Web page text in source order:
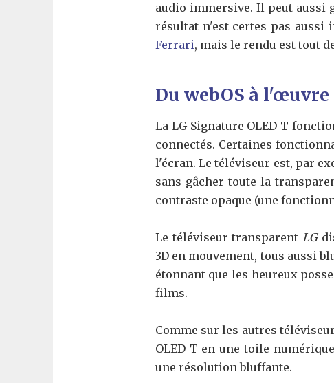
audio immersive. Il peut aussi
résultat n'est certes pas aussi
Ferrari, mais le rendu est tout
Du webOS à l'œuvre
La LG Signature OLED T
connectés. Certaines
l'écran. Le téléviseur est, par
sans gâcher toute la
contraste opaque (une
Le téléviseur transparentLG
3D en mouvement, tous aussi
étonnant que les heureux
films.
Comme sur les autres
OLED T en une toile
une résolution bluffante.